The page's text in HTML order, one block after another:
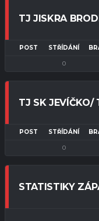
TJ JISKRA
POST STŘÍDÁNÍ
0
TJ SK JEVÍČKO/
POST STŘÍDÁNÍ
0
STATISTIKY